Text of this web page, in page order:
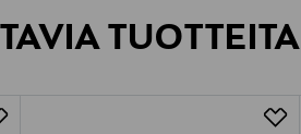
TUOTTEITA